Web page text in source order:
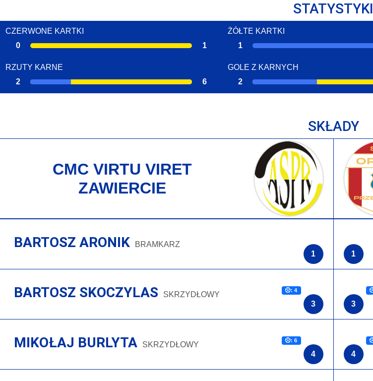
STATYSTYKI
CZERWONE KARTKI
0
1
ŻÓŁTE KARTKI
1
RZUTY KARNE
2
6
GOLE Z KARNYCH
2
SKŁADY
CMC VIRTU VIRET
ZAWIERCIE
BARTOSZ ARONIK
BRAMKARZ
1
BARTOSZ SKOCZYLAS SKRZYDŁOWY : 4
3
MIKOŁAJ BURLYTA SKRZYDŁOWY : 6
4
1
3
4